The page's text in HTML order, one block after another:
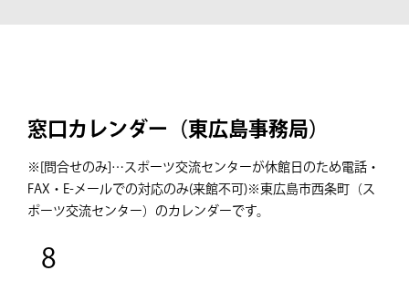
窓口カレンダー（東広島事務局）
※[問合せのみ]…スポーツ交流センターが休館日のため電話・
FAX・E-メールでの対応のみ(来館不可)※東広島市西条町（ス
ポーツ交流センター）のカレンダーです。
8